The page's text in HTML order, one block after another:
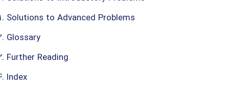
Solutions to Advanced Problems
Glossary
Further Reading
Index